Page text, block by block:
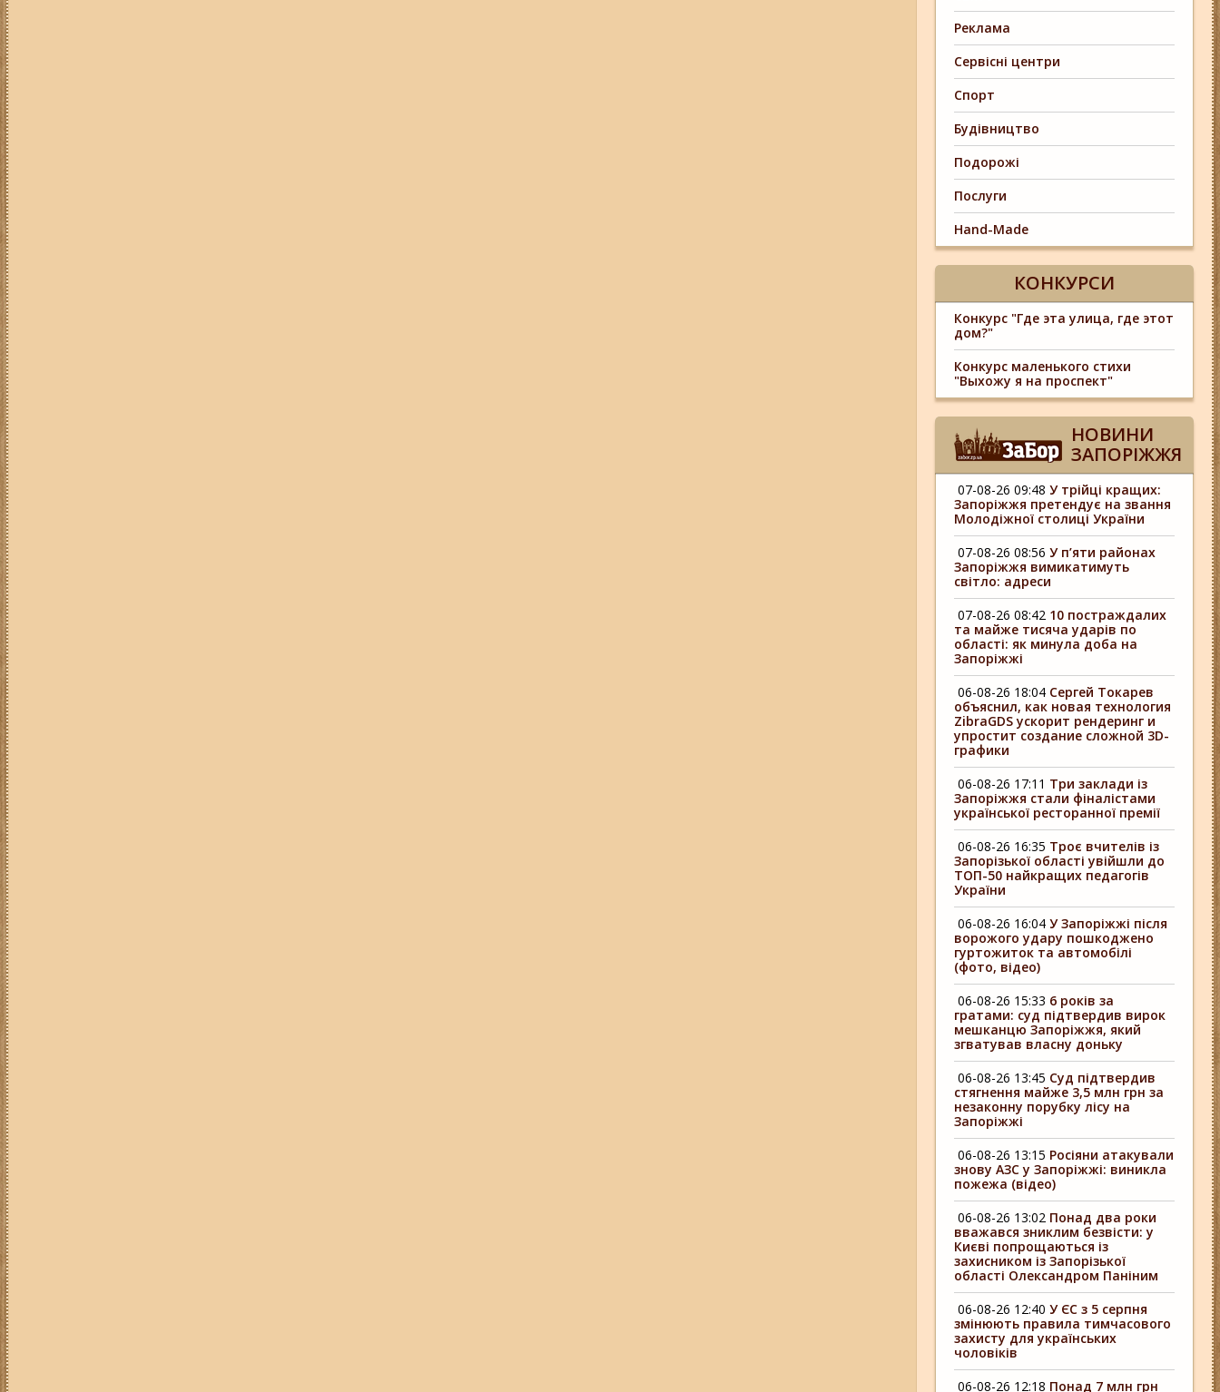
Реклама
Сервісні центри
Спорт
Будівництво
Подорожі
Послуги
Hand-Made
КОНКУРСИ
Конкурс "Где эта улица, где этот
дом?"
Конкурс маленького стихи
"Выхожу я на проспект"
НОВИНИ
ЗАПОРІЖЖЯ
07-08-26 09:48 У трійці кращих:
Запоріжжя претендує на звання
Молодіжної столиці України
07-08-26 08:56 У п’яти районах
Запоріжжя вимикатимуть
світло: адреси
07-08-26 08:42 10 постраждалих
та майже тисяча ударів по
області: як минула доба на
Запоріжжі
06-08-26 18:04 Сергей Токарев
объяснил, как новая технология
ZibraGDS ускорит рендеринг и
упростит создание сложной 3D-
графики
06-08-26 17:11 Три заклади із
Запоріжжя стали фіналістами
української ресторанної премії
06-08-26 16:35 Троє вчителів із
Запорізької області увійшли до
ТОП-50 найкращих педагогів
України
06-08-26 16:04 У Запоріжжі після
ворожого удару пошкоджено
гуртожиток та автомобілі
(фото, відео)
06-08-26 15:33 6 років за
гратами: суд підтвердив вирок
мешканцю Запоріжжя, який
згватував власну доньку
06-08-26 13:45 Суд підтвердив
стягнення майже 3,5 млн грн за
незаконну порубку лісу на
Запоріжжі
06-08-26 13:15 Росіяни атакували
знову АЗС у Запоріжжі: виникла
пожежа (відео)
06-08-26 13:02 Понад два роки
вважався зниклим безвісти: у
Києві попрощаються із
захисником із Запорізької
області Олександром Паніним
06-08-26 12:40 У ЄС з 5 серпня
змінюють правила тимчасового
захисту для українських
чоловіків
06-08-26 12:18 Понад 7 млн грн